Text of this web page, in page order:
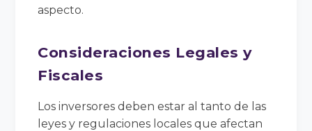
aspecto.
Consideraciones Legales y
Fiscales
Los inversores deben estar al tanto de las
leyes y regulaciones locales que afectan